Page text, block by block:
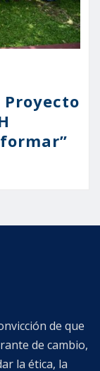
de que
de cambio,
la ética, la